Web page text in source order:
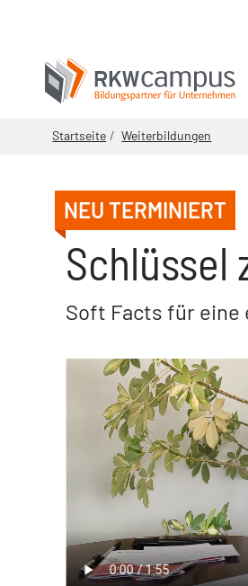
Startseite Weiterbildungen
NEU TERMINIERT
Schlüssel
Soft Facts für